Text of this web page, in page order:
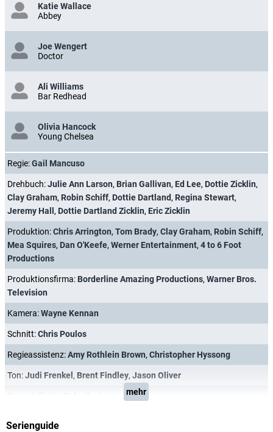
Katie Wallace
Abbey
Joe Wengert
Doctor
Ali Williams
Bar Redhead
Olivia Hancock
Young Chelsea
Regie:Gail Mancuso
Drehbuch:Julie Ann Larson, Brian Gallivan, Ed Lee, Dottie Zicklin,
Clay Graham, Robin Schiff, Dottie Dartland, Regina Stewart,
Jeremy Hall , Dottie Dartland Zicklin, Eric Zicklin
Produktion:Chris Arrington, Tom Brady, Clay Graham, Robin Schiff,
Mea Squires, Dan O'Keefe, Werner Entertainment, 4 to 6 Foot
Productions
Produktionsfirma: Borderline Amazing Productions, Warner Bros.
Television
Kamera:Wayne Kennan
Schnitt:Chris Poulos
Regieassistenz:Amy Rothlein Brown, Christopher Hyssong
Ton:Judi Frenkel, Brent Findley, Jason Oliver
mehr
Serienguide